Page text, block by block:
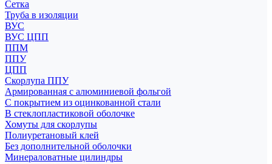
Сетка
Труба в изоляции
ВУС
ВУС ЦПП
ППМ
ППУ
ЦПП
Скорлупа ППУ
Армированная с алюминиевой фольгой
С покрытием из оцинкованной стали
В стеклопластиковой оболочке
Хомуты для скорлупы
Полиуретановый клей
Без дополнительной оболочки
Минераловатные цилиндры